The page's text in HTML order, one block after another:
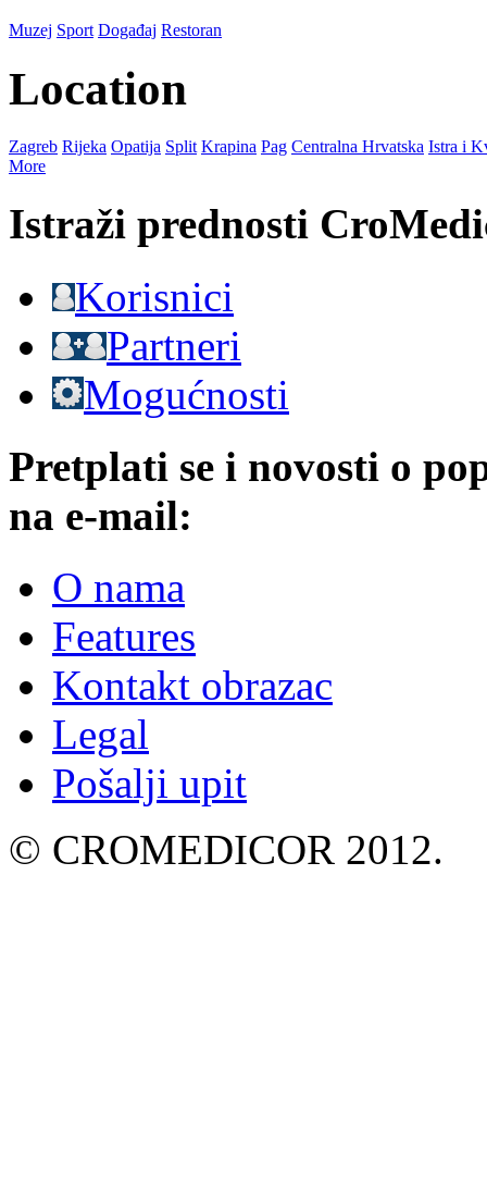
Muzej Sport Događaj Restoran
Location
Zagreb Rijeka Opatija Split Krapina Pag Centralna Hrvatska Istra i
More
Istraži prednosti
Korisnici
Partneri
Mogućnosti
Pretplati se i novosti o
na e-mail:
O nama
Features
Kontakt obrazac
Legal
Pošalji upit
© CROMEDICOR 2012.